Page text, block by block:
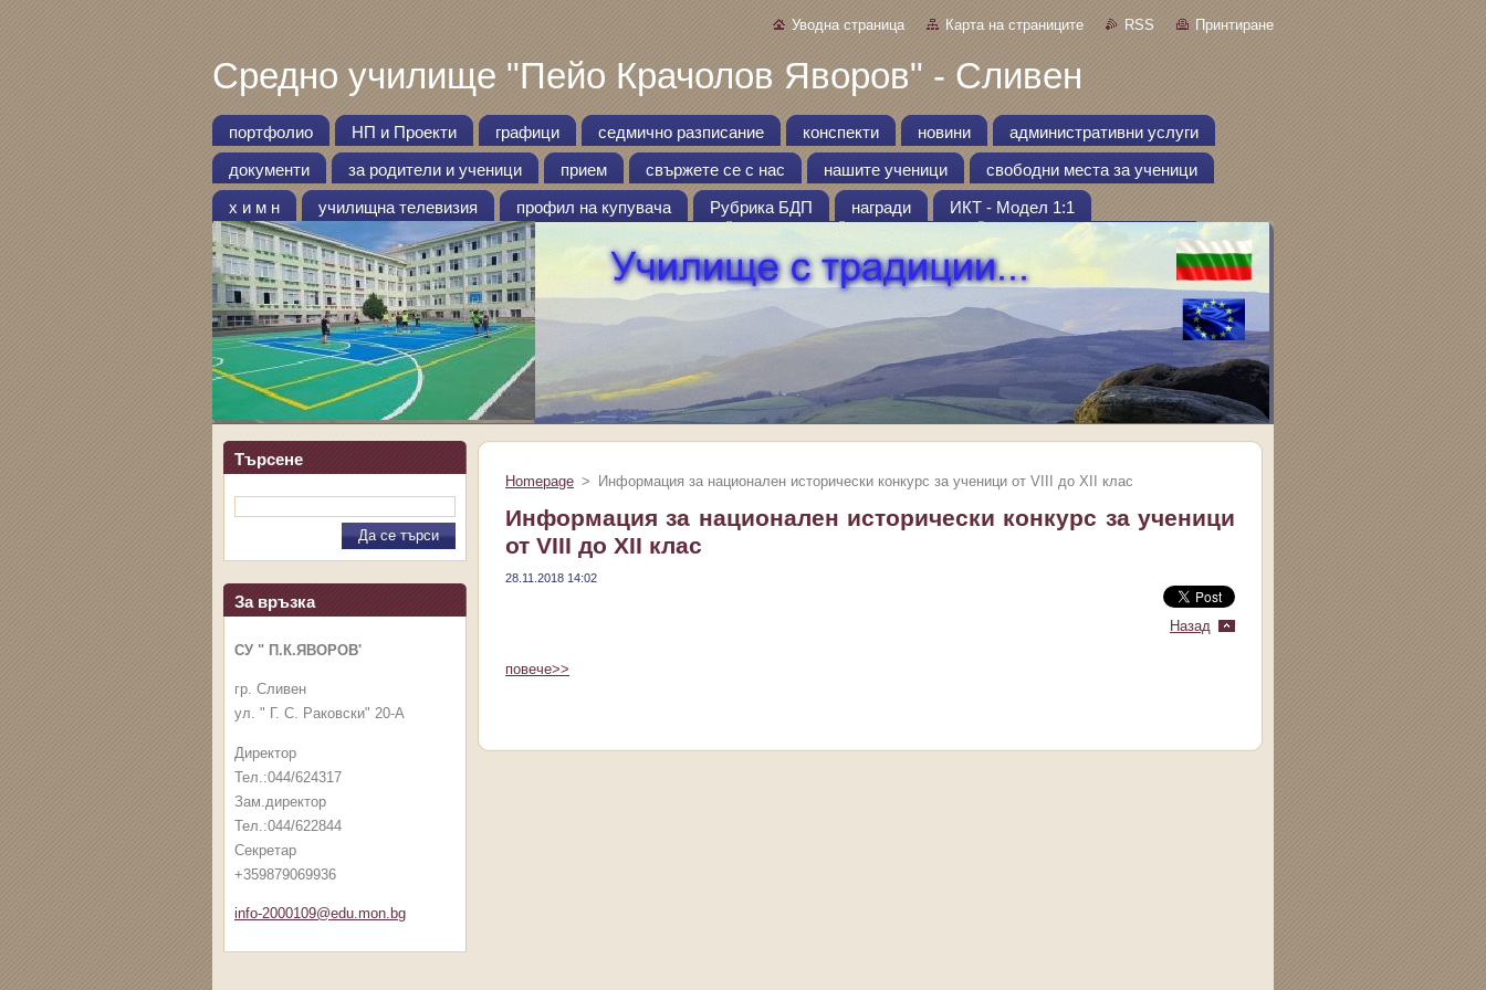
Уводна страница Карта на страниците RSS Принтиране
Средно училище "Пейо Крачолов Яворов" - Сливен
портфолио НП и Проекти графици седмично разписание конспекти новини административни услуги
документи за родители и ученици прием свържете се с нас нашите ученици свободни места за ученици
х и м н училищна телевизия профил на купувача Рубрика БДП награди ИКТ - Модел 1:1
Търсене
За връзка
СУ " П.К.ЯВОРОВ'
гр. Сливен
ул. " Г. С. Раковски" 20-А
Директор
Тел.:044/624317
Зам.директор
Тел.:044/622844
Секретар
+359879069936
info-2000109@edu.mon.bg
Homepage > Информация за национален исторически конкурс за ученици от VIII до XII клас
Информация за национален исторически конкурс за ученици
от VIII до XII клас
28.11.2018 14:02
Назад
повече>>